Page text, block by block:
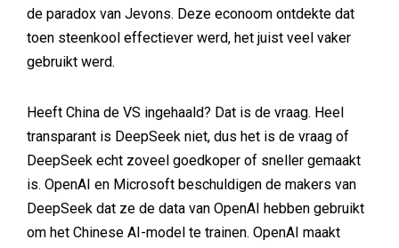
de paradox van Jevons. Deze econoom ontdekte dat
toen steenkool effectiever werd, het juist veel vaker
gebruikt werd.
Heeft China de VS ingehaald? Dat is de vraag. Heel
transparant is DeepSeek niet, dus het is de vraag of
DeepSeek echt zoveel goedkoper of sneller gemaakt
is. OpenAI en Microsoft beschuldigen de makers van
DeepSeek dat ze de data van OpenAI hebben gebruikt
om het Chinese AI-model te trainen. OpenAI maakt